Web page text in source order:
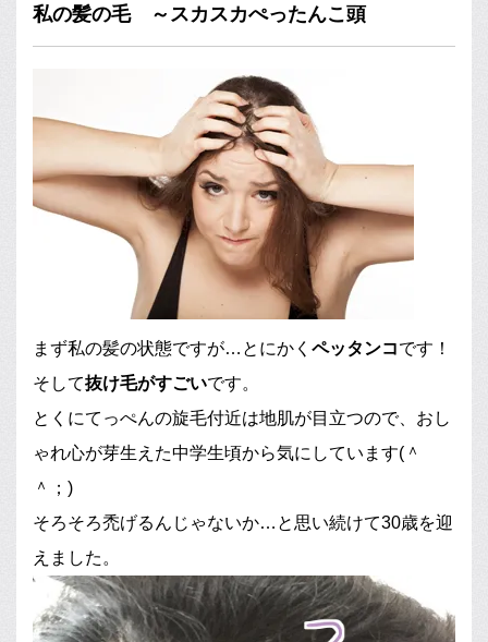
私の髪の毛 ～スカスカぺったんこ頭
まず私の髪の状態ですが…とにかく ペッタンコです！
そして抜け毛がすごいです。
とくにてっぺんの旋毛付近は地肌が目立つので、おし
ゃれ心が芽生えた中学生頃から気にしています(＾
＾；)
そろそろ禿げるんじゃないか…と思い続けて30歳を迎
えました。